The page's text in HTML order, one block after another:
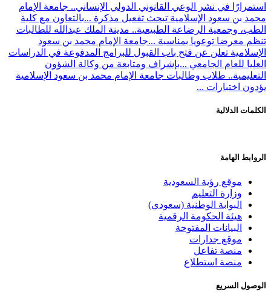
استمرارًا في نشر الوعي القانوني الدولي الإنساني.. جامعة الإمام
محمد بن سعود الإسلامية تبحث تفعيل مذكرة ...بالتعاون مع كلية
الطب، وجمعية الرضاعة الطبيعية.. مدينة الملك عبدالله للطالبات
تنظم معرضا توعويا بمناسبة ...جامعة الإمام محمد بن سعود
الإسلامية تعلن عن فتح باب القبول للبرامج المدفوعة في الدراسات
العليا للعام الجامعي ...بإشراف ومتابعة من وكالة الشؤون
التعليمية.. طلاب وطالبات جامعة الإمام محمد بن سعود الإسلامية
يؤدون اختبارات ...
الكلمات الدلالية
الروابط الهامة
موقع رؤية السعودية
وزارة التعليم
البوابة الوطنية (سعودي)
هيئة الحكومة الرقمية
البيانات المفتوحة
موقع جدارات
منصة تفاعل
منصة استطلاع
الوصول السريع